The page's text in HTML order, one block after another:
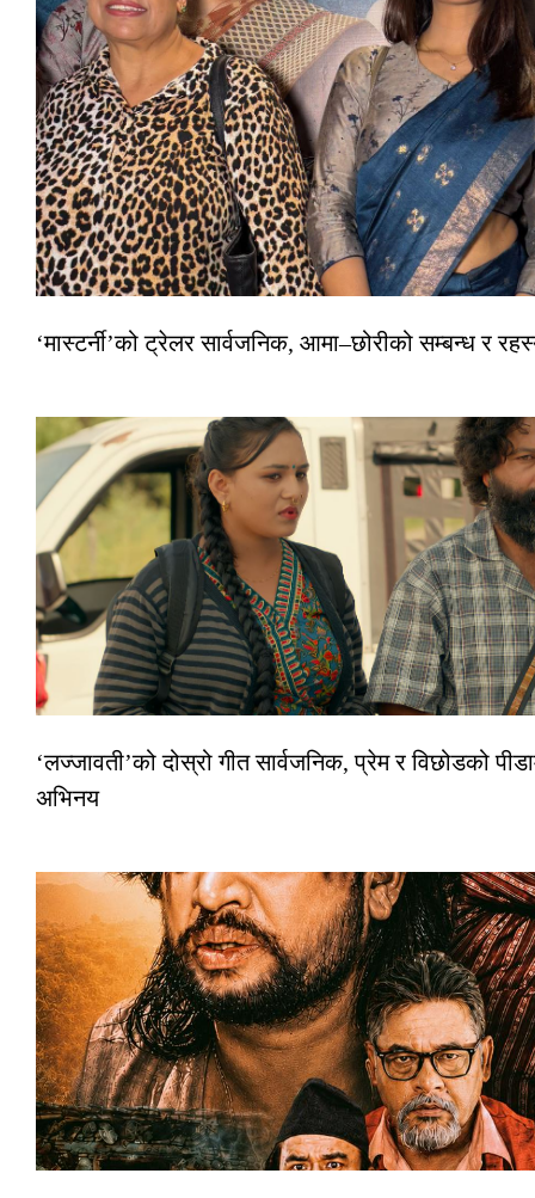
‘मास्टर्नी’को ट्रेलर सार्वजनिक, आमा–छोरीको सम्बन्ध र
‘लज्जावती’को दोस्रो गीत सार्वजनिक, प्रेम र विछोडको
अभिनय